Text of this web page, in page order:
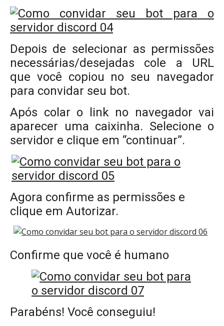
Depois de selecionar as permissões
necessárias/desejadas cole a URL
que você copiou no seu navegador
para convidar seu bot.
Após colar o link no navegador vai
aparecer uma caixinha. Selecione o
servidor e clique em “continuar”.
Agora confirme as permissões e
clique em Autorizar.
Confirme que você é humano
Parabéns! Você conseguiu!